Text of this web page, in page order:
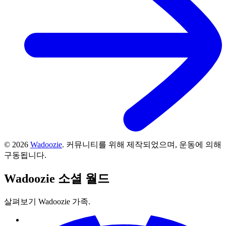
© 2026 Wadoozie. 커뮤니티를 위해 제작되었으며, 운동에 의해
구동됩니다.
Wadoozie 소셜 월드
살펴보기 Wadoozie 가족.